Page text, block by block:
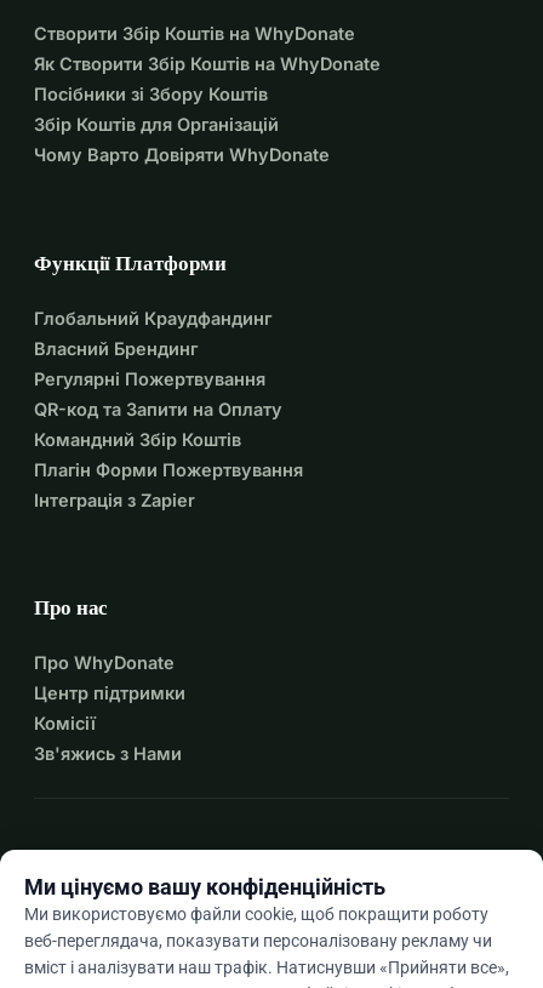
Створити Збір Коштів на WhyDonate
Як Створити Збір Коштів на WhyDonate
Посібники зі Збору Коштів
Збір Коштів для Організацій
Чому Варто Довіряти WhyDonate
Функції Платформи
Глобальний Краудфандинг
Власний Брендинг
Регулярні Пожертвування
QR-код та Запити на Оплату
Командний Збір Коштів
Плагін Форми Пожертвування
Інтеграція з Zapier
Про нас
Про WhyDonate
Центр підтримки
Комісії
Зв'яжись з Нами
Ми цінуємо вашу конфіденційність
Ми використовуємо файли cookie, щоб покращити роботу
веб-переглядача, показувати персоналізовану рекламу чи
вміст і аналізувати наш трафік. Натиснувши «Прийняти все»,